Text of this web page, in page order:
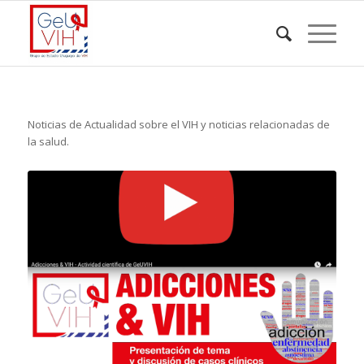
Noticias de Actualidad sobre el VIH y noticias relacionadas de
la salud.